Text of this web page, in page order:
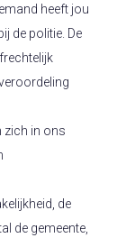
heeft jou
de politie. De
zich in ons
de
de gemeente,